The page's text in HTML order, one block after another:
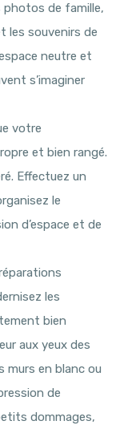
photos de famille,
les souvenirs de
neutre et
s’imaginer
votre
et bien rangé.
Effectuez un
le
d’espace et de
les
bien
aux yeux des
murs en blanc ou
de
dommages,